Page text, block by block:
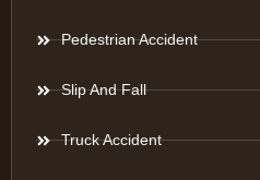
Pedestrian Accident
Slip And Fall
Truck Accident